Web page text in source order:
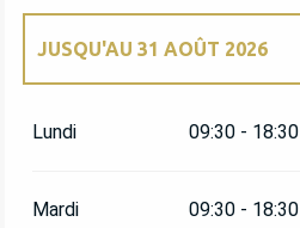
JUSQU'AU 31 AOÛT 2026
Lundi 09:30 - 18:30
Mardi 09:30 - 18:30